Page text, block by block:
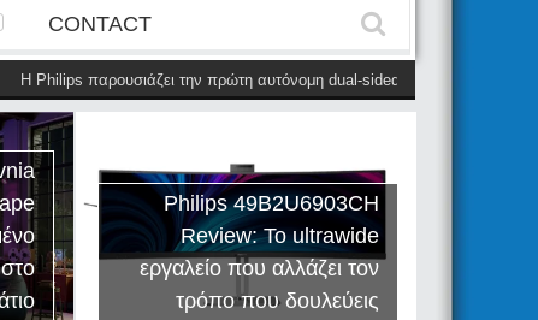
CONTACT
Η Philips παρουσιάζει την πρώτη αυτόνομη dual-sided οθόνη
Philips 49B2U6903CH
Review: Το ultrawide
εργαλείο που αλλάζει τον
τρόπο που δουλεύεις